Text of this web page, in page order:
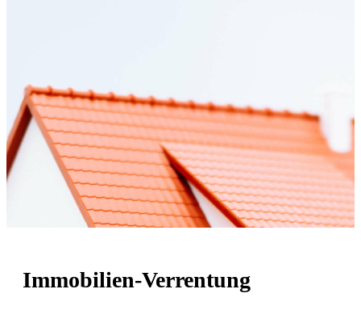
Immobilien-Verrentung